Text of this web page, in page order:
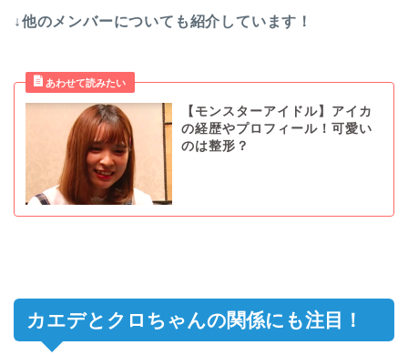
↓他のメンバーについても紹介しています！
【モンスターアイドル】アイカ
の経歴やプロフィール！可愛い
のは整形？
カエデとクロちゃんの関係にも注目！